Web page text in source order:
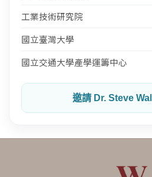
工業技術研究院
國立臺灣大學
國立交通大學產學運籌中心
邀請 Dr. Steve